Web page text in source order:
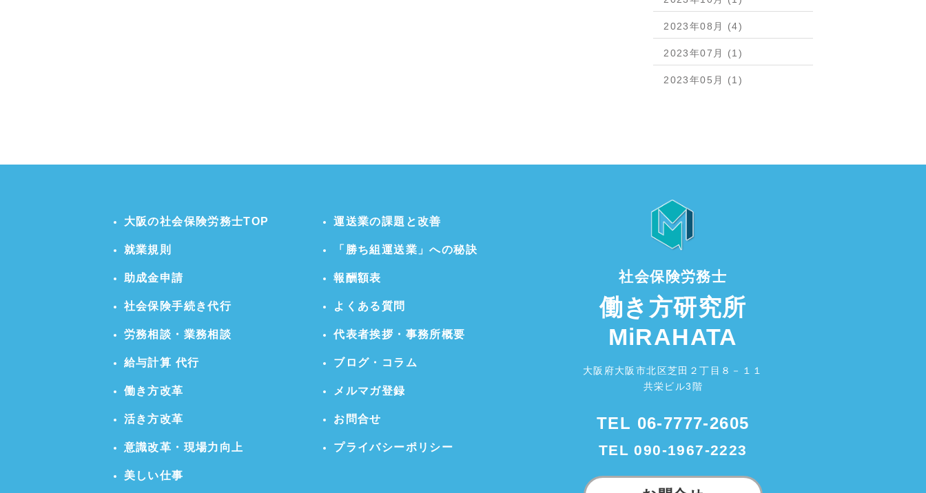
2023年08月 (4)
2023年07月 (1)
2023年05月 (1)
大阪の社会保険労務士TOP
就業規則
助成金申請
社会保険手続き代行
労務相談・業務相談
給与計算 代行
働き方改革
活き方改革
意識改革・現場力向上
美しい仕事
運送業の課題と改善
「勝ち組運送業」への秘訣
報酬額表
よくある質問
代表者挨拶・事務所概要
ブログ・コラム
メルマガ登録
お問合せ
プライバシーポリシー
社会保険労務士
働き方研究所
MiRAHATA
大阪府大阪市北区芝田２丁目８－１１
共栄ビル3階
TEL 06-7777-2605
TEL090-1967-2223